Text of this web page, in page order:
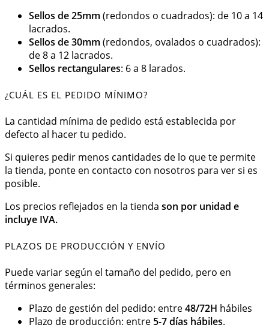
Sellos de 25mm (redondos o cuadrados): de 10 a 14
lacrados.
Sellos de 30mm (redondos, ovalados o cuadrados):
de 8 a 12 lacrados.
Sellos rectangulares: 6 a 8 larados.
¿CUÁL ES EL PEDIDO MÍNIMO?
La cantidad mínima de pedido está establecida por
defecto al hacer tu pedido.
Si quieres pedir menos cantidades de lo que te permite
la tienda, ponte en contacto con nosotros para ver si es
posible.
Los precios reflejados en la tienda son por unidad e
incluye IVA.
PLAZOS DE PRODUCCIÓN Y ENVÍO
Puede variar según el tamaño del pedido, pero en
términos generales:
Plazo de gestión del pedido: entre48/72H hábiles
Plazo de producción: entre 5-7 días hábiles.